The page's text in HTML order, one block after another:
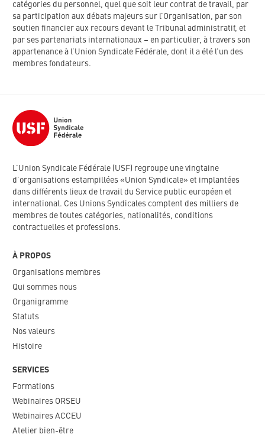
catégories du personnel, quel que soit leur contrat de travail, par
sa participation aux débats majeurs sur l’Organisation, par son
soutien financier aux recours devant le Tribunal administratif, et
par ses partenariats internationaux – en particulier, à travers son
appartenance à l’Union Syndicale Fédérale, dont il a été l’un des
membres fondateurs.
L’Union Syndicale Fédérale (USF) regroupe une vingtaine
d’organisations estampillées «Union Syndicale» et implantées
dans différents lieux de travail du Service public européen et
international. Ces Unions Syndicales comptent des milliers de
membres de toutes catégories, nationalités, conditions
contractuelles et professions.
À PROPOS
Organisations membres
Qui sommes nous
Organigramme​
Statuts
Nos valeurs​
Histoire
SERVICES
Formations
Webinaires ORSEU​
Webinaires ACCEU
Atelier bien-être